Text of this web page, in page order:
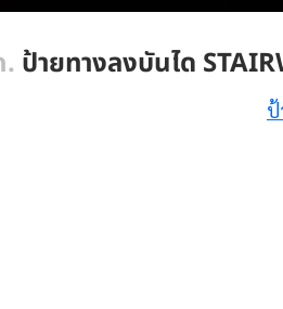
. ป้ายทางลงบันได
ป้